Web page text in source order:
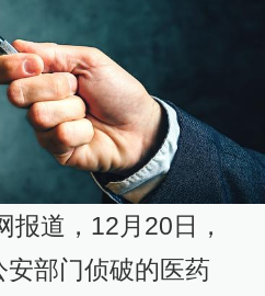
报道，12月20日，
安部门侦破的医药